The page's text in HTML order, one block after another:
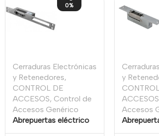
0%
Cerraduras Electrónicas
y Retenedores,
CONTROL DE
ACCESOS, Control de
Accesos Genérico
Abrepuertas eléctrico
y
ACCESOS
Accesos